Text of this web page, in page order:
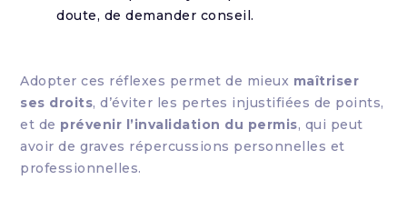
doute, de demander conseil.
Adopter ces réflexes permet de mieux maîtriser
ses droits, d’éviter les pertes injustifiées de points,
et de prévenir l’invalidation du permis, qui peut
avoir de graves répercussions personnelles et
professionnelles.